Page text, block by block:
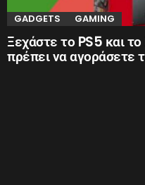
GADGETS GAMING
Ξεχάστε το PS5 και
πρέπει να